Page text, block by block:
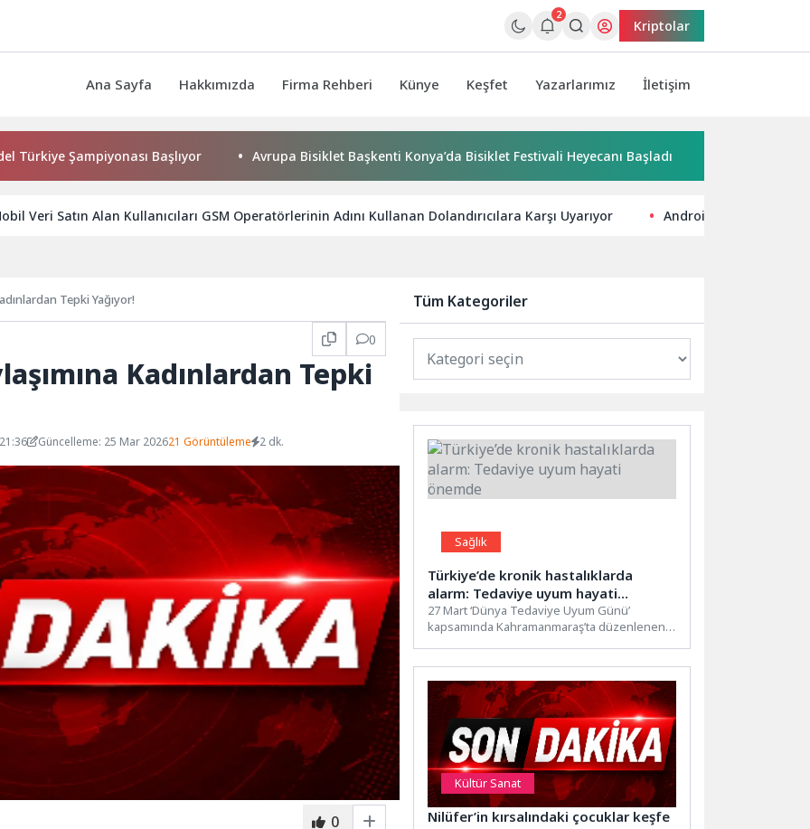
2
Kriptolar
Ana Sayfa Hakkımızda Firma Rehberi Künye Keşfet Yazarlarımız İletişim
Başlıyor Avrupa Bisiklet Başkenti Konya’da Bisiklet Festivali Heyecanı Başladı “Yaşamdan Yazıya”
Veri Satın Alan Kullanıcıları GSM Operatörlerinin Adını Kullanan Dolandırıcılara Karşı Uyarıyor Android dünyasının
Tepki Yağıyor!
0
Kadınlardan Tepki
Güncelleme: 25 Mar 202621 Görüntüleme 2 dk.
0
Tüm Kategoriler
Sağlık
Türkiye’de kronik hastalıklarda
alarm: Tedaviye uyum hayati
önemde
27 Mart ‘Dünya Tedaviye Uyum Günü’
kapsamında Kahramanmaraş’ta düzenlenen
Kültür Sanat
Nilüfer’in kırsalındaki çocuklar keşfe